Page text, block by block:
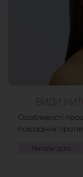
ВИДИ
Особливості
показання
Читати далі...